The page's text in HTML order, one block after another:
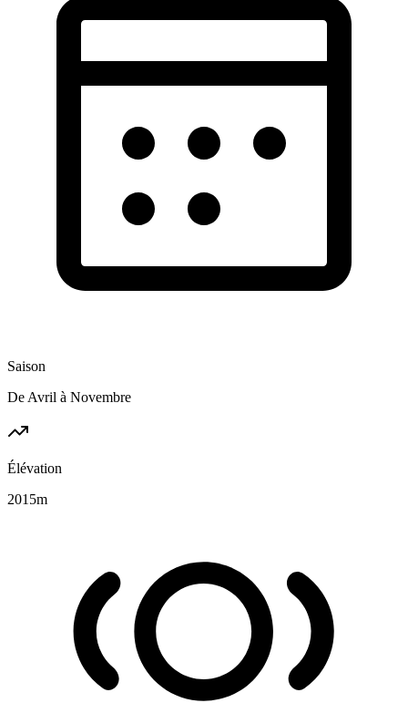
Saison
De Avril à Novembre
Élévation
2015m